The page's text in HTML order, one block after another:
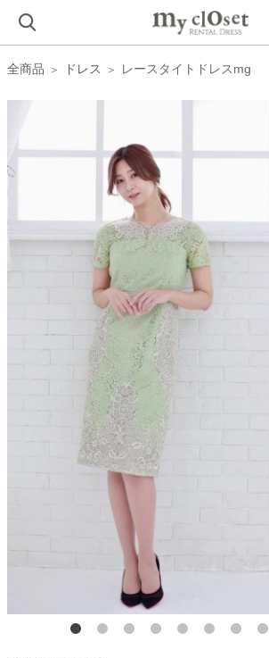
全商品 ドレス レースタイトドレスmg